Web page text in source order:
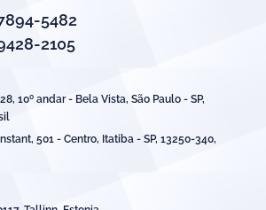
5482
2105
10º andar - Bela Vista, São Paulo - SP,
501 - Centro, Itatiba - SP, 13250-340,